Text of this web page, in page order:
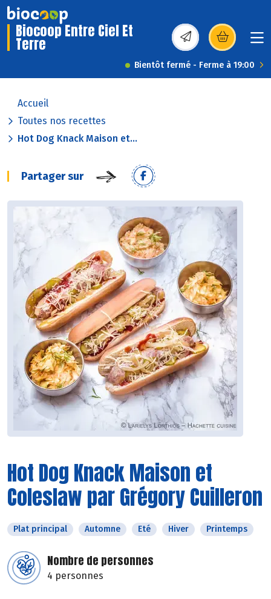
Biocoop Entre Ciel Et
Terre (s’ouvre dans une
Bientôt fermé - Ferme à 19:00
Accueil
Toutes nos recettes
Hot Dog Knack Maison et...
Partager sur
Hot Dog Knack Maison et
Coleslaw par Grégory Cuilleron
Plat principal Automne Eté Hiver Printemps
Nombre de personnes
4 personnes